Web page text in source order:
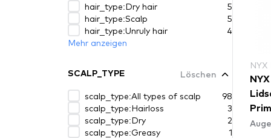
hair_type:Dry hair
5
hair_type:Scalp
5
hair_type:Unruly hair
4
Mehr anzeigen
SCALP_TYPE
Löschen
scalp_type:All types of scalp
98
scalp_type:Hairloss
3
scalp_type:Dry
2
scalp_type:Greasy
1